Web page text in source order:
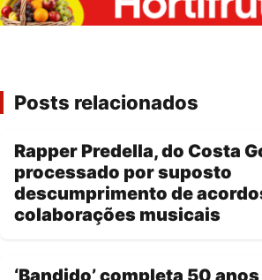
Posts relacionados
Rapper Predella, do Costa
processado por suposto
descumprimento de
colaborações musicais
‘Bandido’ completa 50